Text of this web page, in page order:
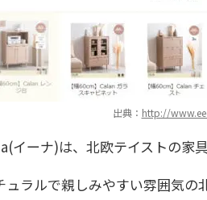
出典： http://
イーナ)は、北欧テイストの家
ュラルで親しみやすい雰囲気